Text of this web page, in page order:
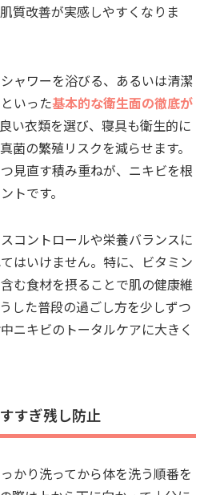
質改善が実感しやすくなりま
ャワーを浴びる、あるいは清潔
いった基本的な衛生面の徹底が
い衣類を選び、寝具も衛生的に
菌の繁殖リスクを減らせます。
見直す積み重ねが、ニキビを根
トです。
コントロールや栄養バランスに
はいけません。特に、ビタミン
む食材を摂ることで肌の健康維
した普段の過ごし方を少しずつ
ニキビのトータルケアに大きく
すぎ残し防止
かり洗ってから体を洗う順番を